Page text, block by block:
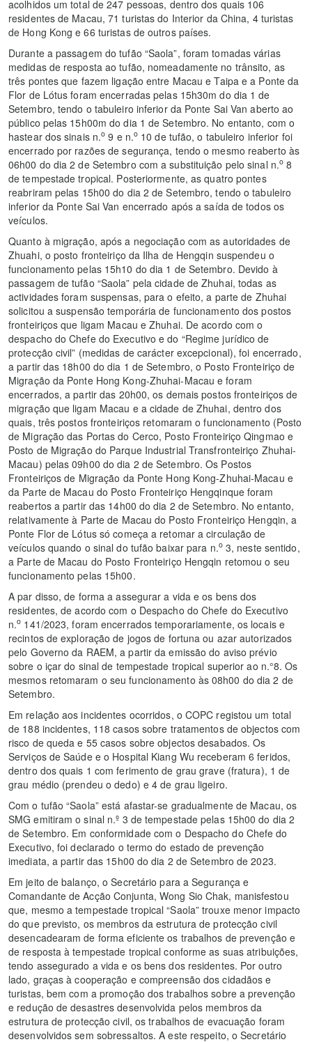
acolhidos um total de 247 pessoas, dentro dos quais 106
residentes de Macau, 71 turistas do Interior da China, 4 turistas
de Hong Kong e 66 turistas de outros países.
Durante a passagem do tufão “Saola”, foram tomadas várias
medidas de resposta ao tufão, nomeadamente no trânsito, as
três pontes que fazem ligação entre Macau e Taipa e a Ponte da
Flor de Lótus foram encerradas pelas 15h30m do dia 1 de
Setembro, tendo o tabuleiro inferior da Ponte Sai Van aberto ao
público pelas 15h00m do dia 1 de Setembro. No entanto, com o
hastear dos sinais n.o 9 e n.o 10 de tufão, o tabuleiro inferior foi
encerrado por razões de segurança, tendo o mesmo reaberto às
06h00 do dia 2 de Setembro com a substituição pelo sinal n.o 8
de tempestade tropical. Posteriormente, as quatro pontes
reabriram pelas 15h00 do dia 2 de Setembro, tendo o tabuleiro
inferior da Ponte Sai Van encerrado após a saída de todos os
veículos.
Quanto à migração, após a negociação com as autoridades de
Zhuahi, o posto fronteiriço da Ilha de Hengqin suspendeu o
funcionamento pelas 15h10 do dia 1 de Setembro. Devido à
passagem de tufão “Saola” pela cidade de Zhuhai, todas as
actividades foram suspensas, para o efeito, a parte de Zhuhai
solicitou a suspensão temporária de funcionamento dos postos
fronteiriços que ligam Macau e Zhuhai. De acordo com o
despacho do Chefe do Executivo e do “Regime jurídico de
protecção civil” (medidas de carácter excepcional), foi encerrado,
a partir das 18h00 do dia 1 de Setembro, o Posto Fronteiriço de
Migração da Ponte Hong Kong-Zhuhai-Macau e foram
encerrados, a partir das 20h00, os demais postos fronteiriços de
migração que ligam Macau e a cidade de Zhuhai, dentro dos
quais, três postos fronteiriços retomaram o funcionamento (Posto
de Migração das Portas do Cerco, Posto Fronteiriço Qingmao e
Posto de Migração do Parque Industrial Transfronteiriço Zhuhai-
Macau) pelas 09h00 do dia 2 de Setembro. Os Postos
Fronteiriços de Migração da Ponte Hong Kong-Zhuhai-Macau e
da Parte de Macau do Posto Fronteiriço Hengqinque foram
reabertos a partir das 14h00 do dia 2 de Setembro. No entanto,
relativamente à Parte de Macau do Posto Fronteiriço Hengqin, a
Ponte Flor de Lótus só começa a retomar a circulação de
veículos quando o sinal do tufão baixar para n.o3, neste sentido,
a Parte de Macau do Posto Fronteiriço Hengqin retomou o seu
funcionamento pelas 15h00.
A par disso, de forma a assegurar a vida e os bens dos
residentes, de acordo com o Despacho do Chefe do Executivo
n.o 141/2023, foram encerrados temporariamente, os locais e
recintos de exploração de jogos de fortuna ou azar autorizados
pelo Governo da RAEM, a partir da emissão do aviso prévio
sobre o içar do sinal de tempestade tropical superior ao n.°8. Os
mesmos retomaram o seu funcionamento às 08h00 do dia 2 de
Setembro.
Em relação aos incidentes ocorridos, o COPC registou um total
de 188 incidentes, 118 casos sobre tratamentos de objectos com
risco de queda e 55 casos sobre objectos desabados. Os
Serviços de Saúde e o Hospital Kiang Wu receberam 6 feridos,
dentro dos quais 1 com ferimento de grau grave (fratura), 1 de
grau médio (prendeu o dedo) e 4 de grau ligeiro.
Com o tufão “Saola” está afastar-se gradualmente de Macau, os
SMG emitiram o sinal n.º 3 de tempestade pelas 15h00 do dia 2
de Setembro. Em conformidade com o Despacho do Chefe do
Executivo, foi declarado o termo do estado de prevenção
imediata, a partir das 15h00 do dia 2 de Setembro de 2023.
Em jeito de balanço, o Secretário para a Segurança e
Comandante de Acção Conjunta, Wong Sio Chak, manisfestou
que, mesmo a tempestade tropical “Saola” trouxe menor impacto
do que previsto, os membros da estrutura de protecção civil
desencadearam de forma eficiente os trabalhos de prevenção e
de resposta à tempestade tropical conforme as suas atribuições,
tendo assegurado a vida e os bens dos residentes. Por outro
lado, graças à cooperação e compreensão dos cidadãos e
turistas, bem com a promoção dos trabalhos sobre a prevenção
e redução de desastres desenvolvida pelos membros da
estrutura de protecção civil, os trabalhos de evacuação foram
desenvolvidos sem sobressaltos. A este respeito, o Secretário